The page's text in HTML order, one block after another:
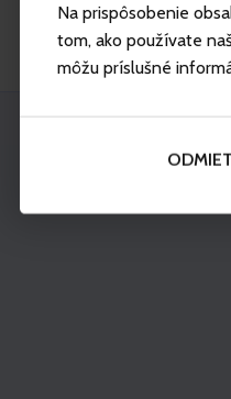
Na prispôsobenie
tom, ako používate
môžu príslušné